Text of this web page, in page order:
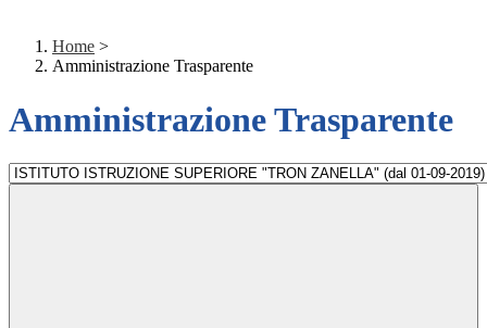
Home >
Amministrazione Trasparente
Amministrazione Trasparente